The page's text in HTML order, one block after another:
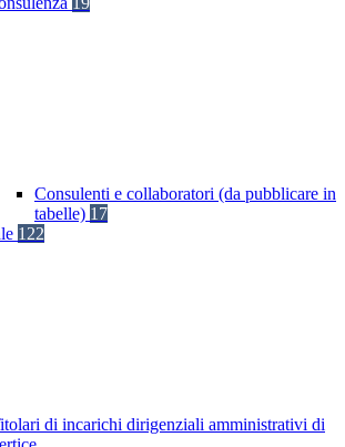
Consulenti e collaboratori (da pubblicare in
tabelle) 17
122
di incarichi dirigenziali amministrativi di